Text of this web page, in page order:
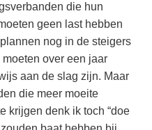
op
die hun
geen last hebben
nog in de steigers
moeten over een jaar
aan de slag zijn. Maar
die meer moeite
krijgen denk ik toch “doe